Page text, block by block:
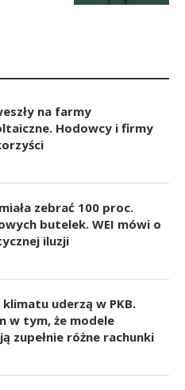
na farmy
Hodowcy i firmy
zebrać 100 proc.
butelek. WEI mówi o
iluzji
klimatu uderzą w PKB.
w tym, że modele
zupełnie różne rachunki